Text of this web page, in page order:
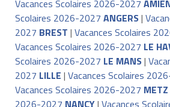
Vacances Scolaires 2026-2027
Scolaires 2026-2027 ANGERS|
2027 BREST | Vacances Scolaires
Vacances Scolaires 2026-2027 LE
Scolaires 2026-2027 LE MANS|
2027 LILLE | Vacances Scolaires
Vacances Scolaires 2026-2027 METZ
2026-2027 NANCY| Vacances